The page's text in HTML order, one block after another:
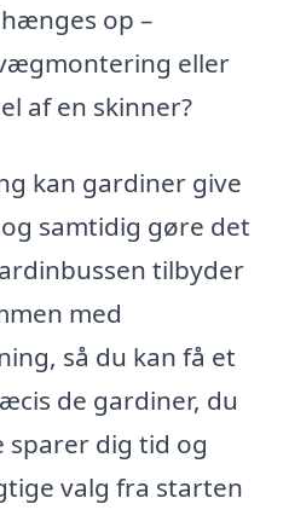
op –
eller
af en skinner?
kan gardiner give
samtidig gøre det
tilbyder
med
så du kan få et
de gardiner, du
dig tid og
valg fra starten